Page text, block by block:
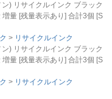
) リサイクルインク ブラック
量 [残量表示あり] 合計3個 [S
リサイクルインク
) リサイクルインク ブラック
量 [残量表示あり] 合計3個 [S
リサイクルインク